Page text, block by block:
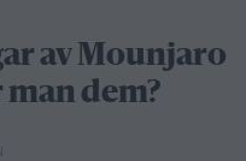
av Mounjaro
dem?